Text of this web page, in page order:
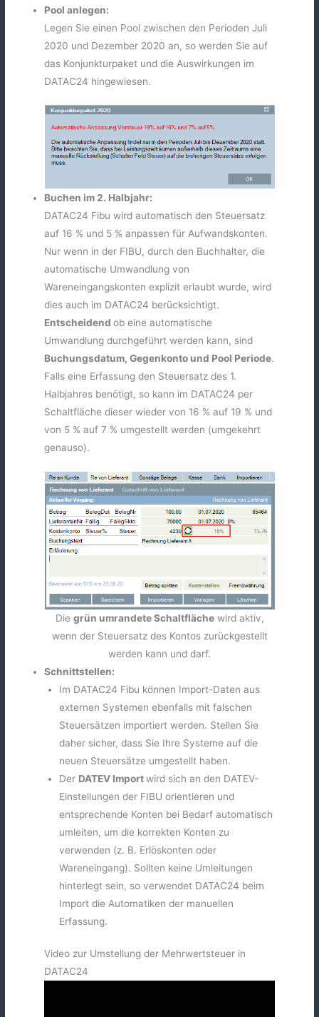
Pool anlegen:
Legen Sie einen Pool zwischen den Perioden Juli
2020 und Dezember 2020 an, so werden Sie auf
das Konjunkturpaket und die Auswirkungen im
DATAC24 hingewiesen.
Buchen im 2. Halbjahr:
DATAC24 Fibu wird automatisch den Steuersatz
auf 16 % und 5 % anpassen für Aufwandskonten.
Nur wenn in der FIBU, durch den Buchhalter, die
automatische Umwandlung von
Wareneingangskonten explizit erlaubt wurde, wird
dies auch im DATAC24 berücksichtigt.
Entscheidendob eine automatische
Umwandlung durchgeführt werden kann, sind
Buchungsdatum, Gegenkonto und Pool Periode.
Falls eine Erfassung den Steuersatz des 1.
Halbjahres benötigt, so kann im DATAC24 per
Schaltfläche dieser wieder von 16 % auf 19 % und
von 5 % auf 7 % umgestellt werden (umgekehrt
genauso).
Die grün umrandete Schaltflächewird aktiv,
wenn der Steuersatz des Kontos zurückgestellt
werden kann und darf.
Schnittstellen:
Im DATAC24 Fibu können Import-Daten aus
externen Systemen ebenfalls mit falschen
Steuersätzen importiert werden. Stellen Sie
daher sicher, dass Sie Ihre Systeme auf die
neuen Steuersätze umgestellt haben.
Der DATEV Importwird sich an den DATEV-
Einstellungen der FIBU orientieren und
entsprechende Konten bei Bedarf automatisch
umleiten, um die korrekten Konten zu
verwenden (z. B. Erlöskonten oder
Wareneingang). Sollten keine Umleitungen
hinterlegt sein, so verwendet DATAC24 beim
Import die Automatiken der manuellen
Erfassung.
Video zur Umstellung der Mehrwertsteuer in
DATAC24